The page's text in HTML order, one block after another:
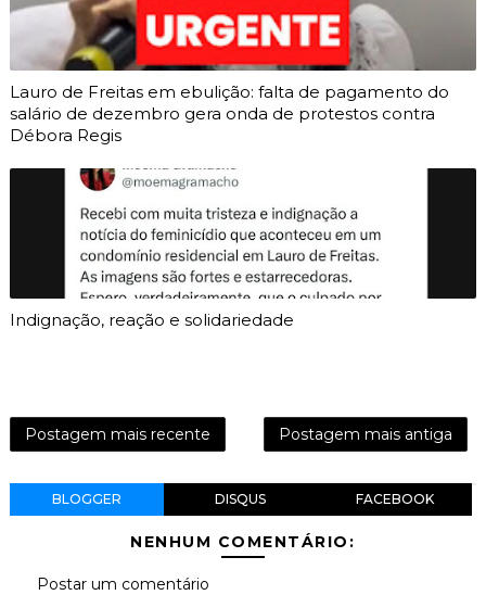
Lauro de Freitas em ebulição: falta de pagamento do
salário de dezembro gera onda de protestos contra
Débora Regis
Indignação, reação e solidariedade
Postagem mais recente Postagem mais antiga
BLOGGER DISQUS FACEBOOK
NENHUM COMENTÁRIO:
Postar um comentário